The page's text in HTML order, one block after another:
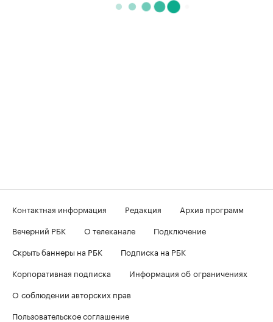
Контактная информация Редакция
Архив программ
Вечерний РБК
О телеканале
Подключение
Скрыть баннеры на РБК
Подписка на РБК
Корпоративная подписка
Информация об ограничениях
О соблюдении авторских прав
Пользовательское соглашение